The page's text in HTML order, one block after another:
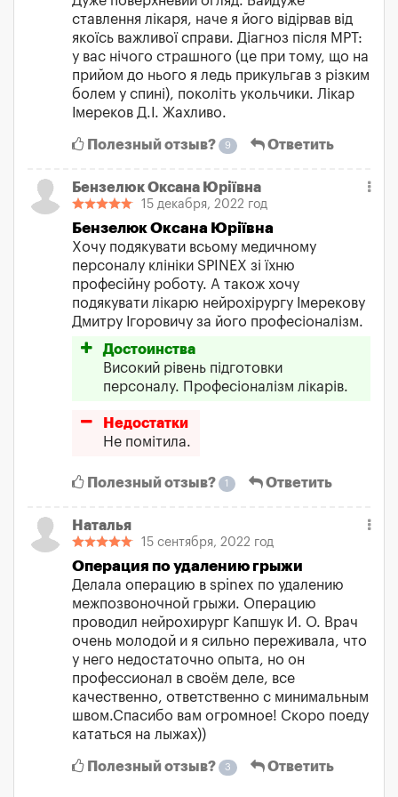
ставлення лікаря, наче я його відірвав від
якоїсь важливої справи. Діагноз після МРТ:
у вас нічого страшного (це при тому, що на
прийом до нього я ледь прикульгав з різким
болем у спині), поколіть укольчики. Лікар
Імереков Д.І. Жахливо.
Полезный отзыв? 9 Ответить
Бензелюк Оксана Юріївна
15 декабря, 2022 год
Бензелюк Оксана Юріївна
Хочу подякувати всьому медичному
персоналу клініки SPINEX зі їхню
професійну роботу. А також хочу
подякувати лікарю нейрохірургу Імерекову
Дмитру Ігоровичу за його професіоналізм.
Достоинства
Високий рівень підготовки
персоналу. Професіоналізм лікарів.
Недостатки
Не помітила.
Полезный отзыв? 1 Ответить
Наталья
15 сентября, 2022 год
Операция по удалению грыжи
Делала операцию в spinex по удалению
межпозвоночной грыжи. Операцию
проводил нейрохирург Капшук И. О. Врач
очень молодой и я сильно переживала, что
у него недостаточно опыта, но он
профессионал в своём деле, все
качественно, ответственно с минимальным
швом.Спасибо вам огромное! Скоро поеду
кататься на лыжах))
Полезный отзыв? 3 Ответить